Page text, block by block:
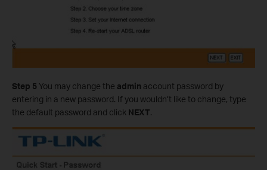
Step 5 You may change the admin account password by
entering in a new password. If you wouldn’t like to change, type
the default password and click NEXT.